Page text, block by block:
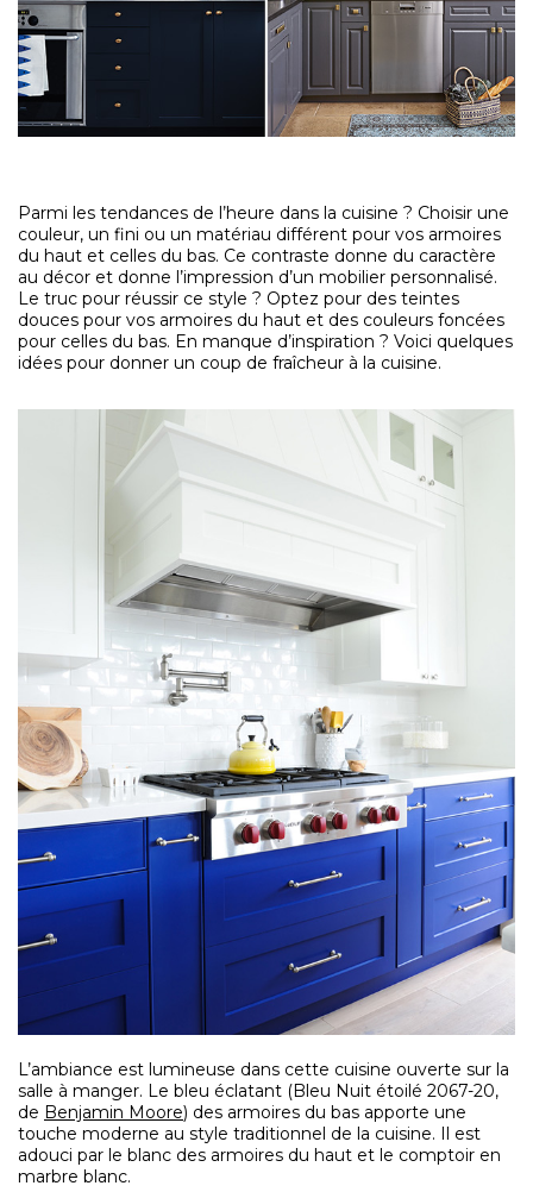
Parmi les tendances de l’heure dans la cuisine ? Choisir une
couleur, un fini ou un matériau différent pour vos armoires
du haut et celles du bas. Ce contraste donne du caractère
au décor et donne l’impression d’un mobilier personnalisé.
Le truc pour réussir ce style ? Optez pour des teintes
douces pour vos armoires du haut et des couleurs foncées
pour celles du bas. En manque d’inspiration ? Voici quelques
idées pour donner un coup de fraîcheur à la cuisine.
L’ambiance est lumineuse dans cette cuisine ouverte sur la
salle à manger. Le bleu éclatant (Bleu Nuit étoilé 2067-20,
de Benjamin Moore) des armoires du bas apporte une
touche moderne au style traditionnel de la cuisine. Il est
adouci par le blanc des armoires du haut et le comptoir en
marbre blanc.